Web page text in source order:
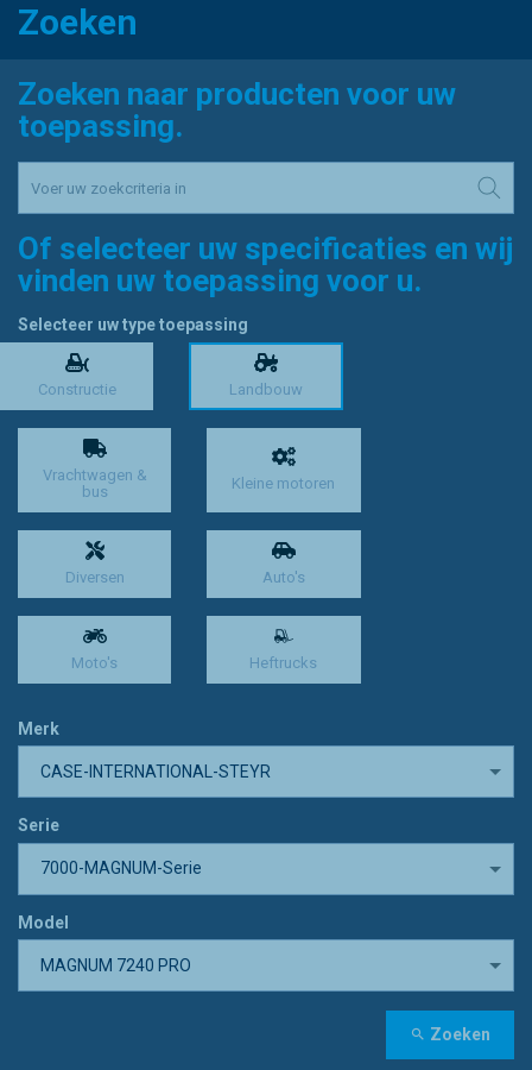
Zoeken
Zoeken naar producten voor uw
toepassing.
Of selecteer uw specificaties en wij
vinden uw toepassing voor u.
Selecteer uw type toepassing
Constructie Landbouw
Vrachtwagen &
bus
Kleine motoren
Diversen Auto's
Moto's Heftrucks
Merk
CASE-INTERNATIONAL-STEYR
Serie
7000-MAGNUM-Serie
Model
MAGNUM 7240 PRO
Zoeken